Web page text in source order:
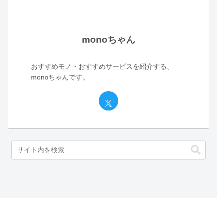
monoちゃん
おすすめモノ・おすすめサービスを紹介する、
monoちゃんです。